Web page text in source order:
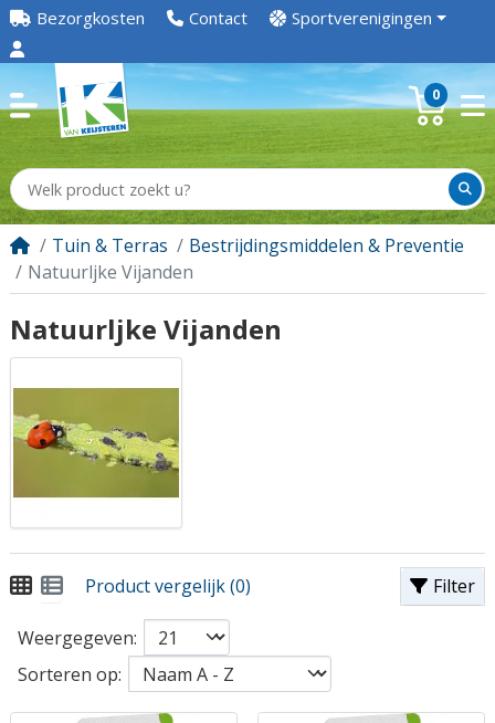
Bezorgkosten Contact Sportverenigingen
0
Tuin & Terras
Bestrijdingsmiddelen & Preventie
Natuurljke Vijanden
Natuurljke Vijanden
Filter
Product vergelijk (0)
Weergegeven:
Sorteren op: